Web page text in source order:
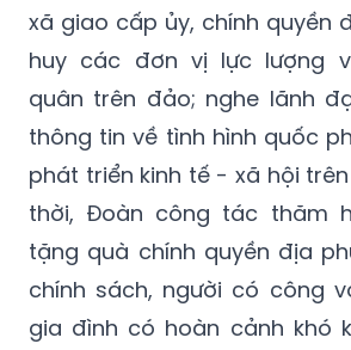
xã giao cấp ủy, chính quyền
huy các đơn vị lực lượng
quân trên đảo; nghe lãnh
thông tin về tình hình quốc
phát triển kinh tế - xã hội
thời, Đoàn công tác thăm
tặng quà chính quyền địa
chính sách, người có công
gia đình có hoàn cảnh khó